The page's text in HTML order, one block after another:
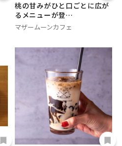
桃の甘みがひと口ごとに広が
るメニューが登…
マザームーンカフェ